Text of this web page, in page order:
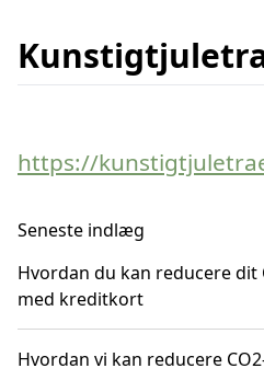
https://
Seneste indlæg
Hvordan du kan reducere dit
med kreditkort
Hvordan vi kan reducere